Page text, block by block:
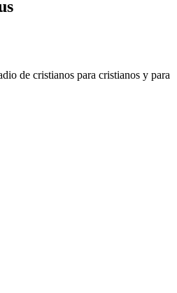
de cristianos para cristianos y para